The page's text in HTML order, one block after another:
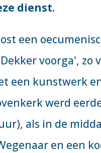
dienst.
een
voorga', zo
een kunstwerk
werd
als in de
en een